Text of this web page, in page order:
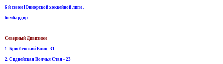
6 й сезон Юниорской хоккейной лиги .
бомбардир:
Северный Дивизион
1. Брисбенский Блиц -31
2. Сиднейская Волчья Стая - 23